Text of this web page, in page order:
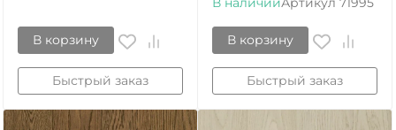
В корзину
Быстрый заказ
В корзину
Быстрый заказ